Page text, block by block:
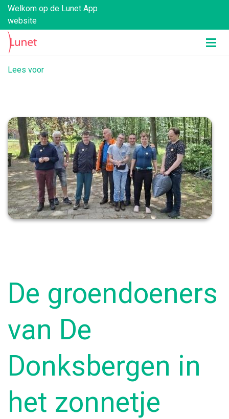
Welkom op de Lunet App
website
Lees voor
De groendoeners
van De
Donksbergen in
het zonnetje